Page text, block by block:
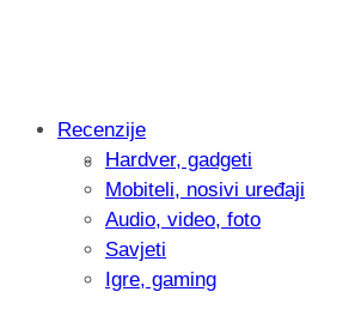
Intervju: Goran Jović,
Recenzije
Hardver, gadgeti
Mobiteli, nosivi uređaji
Audio, video, foto
Savjeti
Igre, gaming